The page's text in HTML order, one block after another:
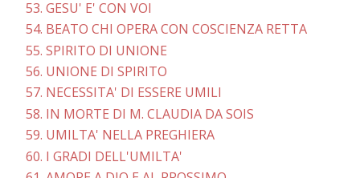
53. GESU' E' CON VOI
54. BEATO CHI OPERA CON COSCIENZA RETTA
55. SPIRITO DI UNIONE
56. UNIONE DI SPIRITO
57. NECESSITA' DI ESSERE UMILI
58. IN MORTE DI M. CLAUDIA DA SOIS
59. UMILTA' NELLA PREGHIERA
60. I GRADI DELL'UMILTA'